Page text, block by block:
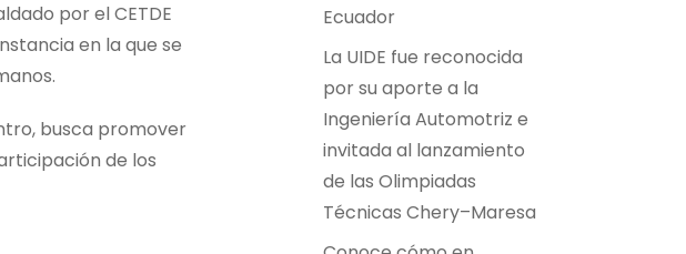
por el CETDE
en la que se
busca promover
de los
Ecuador
La UIDE fue reconocida
por su aporte a la
Ingeniería Automotriz e
invitada al lanzamiento
de las Olimpiadas
Técnicas Chery–Maresa